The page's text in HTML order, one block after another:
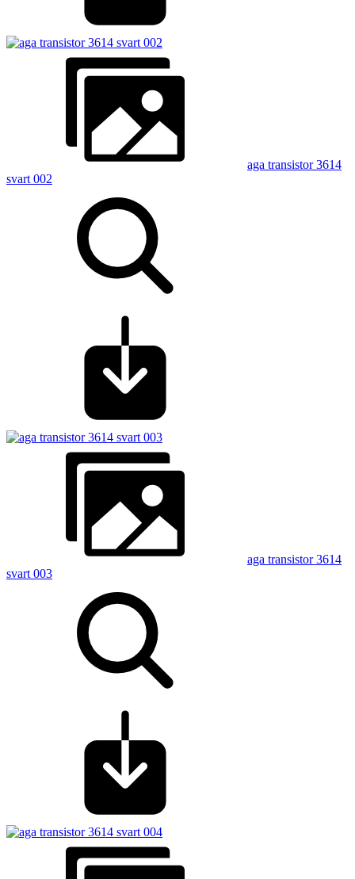
aga transistor 3614
svart 002
aga transistor 3614
svart 003